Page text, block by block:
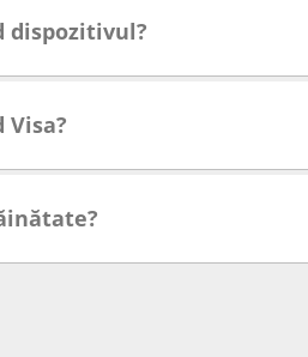
dispozitivul?